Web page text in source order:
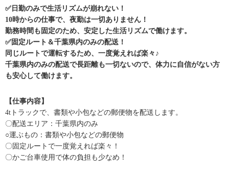
✅日勤のみで生活リズムが崩れない！
10時からの仕事で、夜勤は一切ありません！
勤務時間も固定のため、安定した生活リズムで働けます。
✅固定ルート＆千葉県内のみの配送！
同じルートで運転するため、一度覚えれば楽々♪
千葉県内のみの配送で長距離も一切ないので、体力に自信がない方
も安心して働けます。
【仕事内容】
4tトラックで、書類や小包などの郵便物を配送します。
〇配送エリア：千葉県内のみ
○運ぶもの：書類や小包などの郵便物
〇固定ルートで一度覚えれば楽々！
〇かご台車使用で体の負担も少なめ！